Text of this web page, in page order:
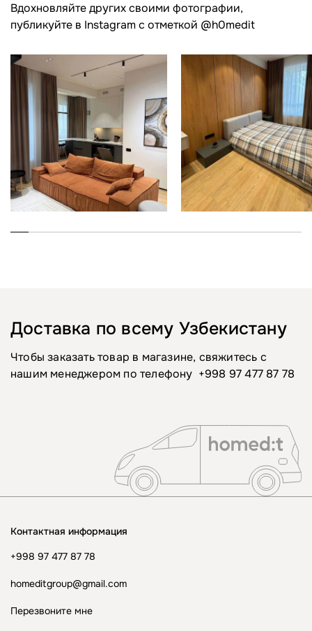
Вдохновляйте других своими фотографии,
публикуйте в Instagram c отметкой @h0medit
Доставка по всему Узбекистану
Чтобы заказать товар в магазине, свяжитесь с
нашим менеджером по телефону +998 97 477 87 78
Контактная информация
+998 97 477 87 78
homeditgroup@gmail.com
Перезвоните мне